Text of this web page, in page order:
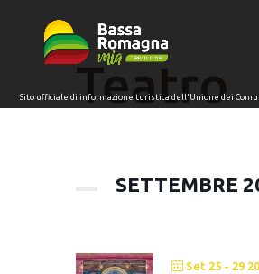
Teatro
SETTEMBRE
Set 25 - 29